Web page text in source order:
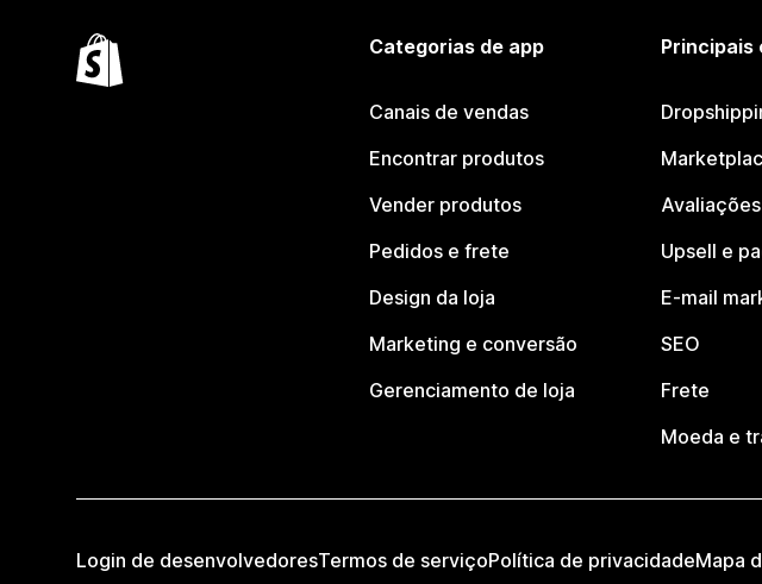
Categorias de app
Canais de vendas
Encontrar produtos
Vender produtos
Pedidos e frete
Design da loja
Marketing e conversão
Gerenciamento de loja
Principais
Upsell e
E-mail
SEO
Frete
Moeda e
Login de desenvolvedoresTermos de serviçoPolítica de privacidadeMapa